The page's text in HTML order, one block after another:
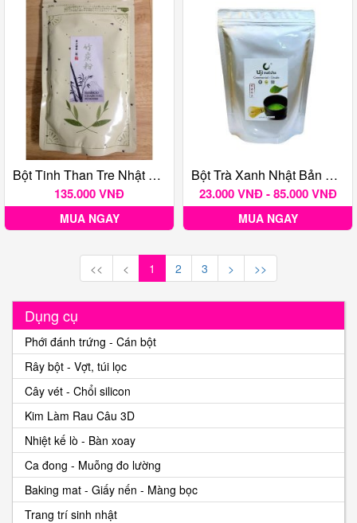
Bột Tinh Than Tre Nhật Bản 50 Gr
135.000 VNĐ
MUA NGAY
Bột Trà Xanh Nhật Bản Uji 50G
23.000 VNĐ - 85.000 VNĐ
MUA NGAY
<< < 1 2 3 > >>
Dụng cụ
Phới đánh trứng - Cán bột
Rây bột - Vợt, túi lọc
Cây vét - Chổi silicon
Kim Làm Rau Câu 3D
Nhiệt kế lò - Bàn xoay
Ca đong - Muỗng đo lường
Baking mat - Giấy nến - Màng bọc
Trang trí sinh nhật